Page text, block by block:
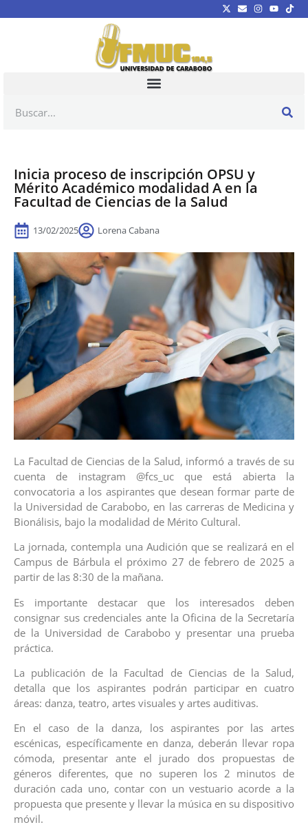
Inicia proceso de inscripción OPSU y
Mérito Académico modalidad A en la
Facultad de Ciencias de la Salud
13/02/2025 Lorena Cabana
La Facultad de Ciencias de la Salud, informó a través de su
cuenta de instagram @fcs_uc que está abierta la
convocatoria a los aspirantes que desean formar parte de
la Universidad de Carabobo, en las carreras de Medicina y
Bionálisis, bajo la modalidad de Mérito Cultural.
La jornada, contempla una Audición que se realizará en el
Campus de Bárbula el próximo 27 de febrero de 2025 a
partir de las 8:30 de la mañana.
Es importante destacar que los interesados deben
consignar sus credenciales ante la Oficina de la Secretaría
de la Universidad de Carabobo y presentar una prueba
práctica.
La publicación de la Facultad de Ciencias de la Salud,
detalla que los aspirantes podrán participar en cuatro
áreas: danza, teatro, artes visuales y artes auditivas.
En el caso de la danza, los aspirantes por las artes
escénicas, específicamente en danza, deberán llevar ropa
cómoda, presentar ante el jurado dos propuestas de
géneros diferentes, que no superen los 2 minutos de
duración cada uno, contar con un vestuario acorde a la
propuesta que presente y llevar la música en su dispositivo
móvil.